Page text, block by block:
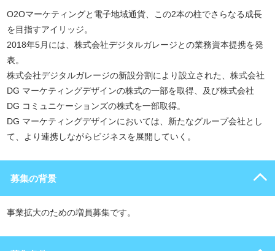
O2Oマーケティングと電子地域通貨、この2本の柱でさらなる成長
を目指すアイリッジ。
2018年5月には、株式会社デジタルガレージとの業務資本提携を発
表。
株式会社デジタルガレージの新設分割により設立された、株式会社
DG マーケティングデザインの株式の一部を取得、及び株式会社
DG コミュニケーションズの株式を一部取得。
DG マーケティングデザインにおいては、新たなグループ会社とし
て、より連携しながらビジネスを展開していく。
募集の背景
事業拡大のための増員募集です。